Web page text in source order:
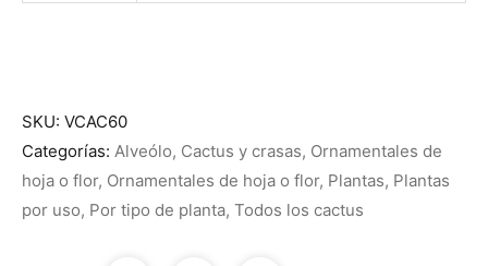
SKU: VCAC60
Categorías: Alveólo, Cactus y crasas, Ornamentales de
hoja o flor, Ornamentales de hoja o flor, Plantas, Plantas
por uso, Por tipo de planta, Todos los cactus